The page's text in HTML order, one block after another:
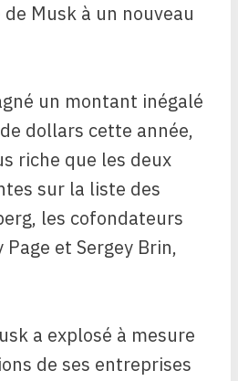
Musk à un nouveau
un montant inégalé
dollars cette année,
riche que les deux
sur la liste des
les cofondateurs
Page et Sergey Brin,
a explosé à mesure
de ses entreprises